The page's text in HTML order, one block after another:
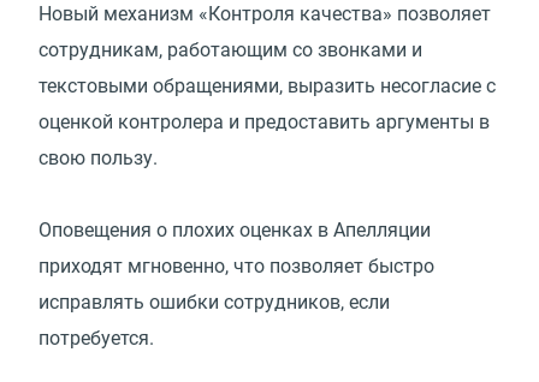
Новый механизм «Контроля качества» позволяет
сотрудникам, работающим со звонками и
текстовыми обращениями, выразить несогласие с
оценкой контролера и предоставить аргументы в
свою пользу.
Оповещения о плохих оценках в Апелляции
приходят мгновенно, что позволяет быстро
исправлять ошибки сотрудников, если
потребуется.